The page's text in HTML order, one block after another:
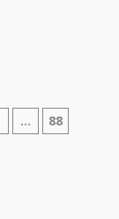
…
88